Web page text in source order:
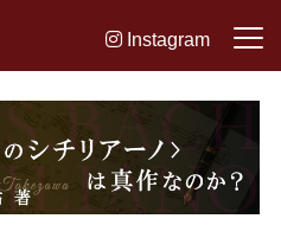
Instagram